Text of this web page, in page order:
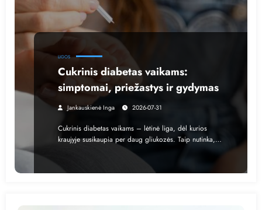
LIGOS
Cukrinis diabetas vaikams:
simptomai, priežastys ir gydymas
Jankauskienė Inga 2026-07-31
Cukrinis diabetas vaikams – lėtinė liga, dėl kurios
kraujyje susikaupia per daug gliukozės. Taip nutinka,…